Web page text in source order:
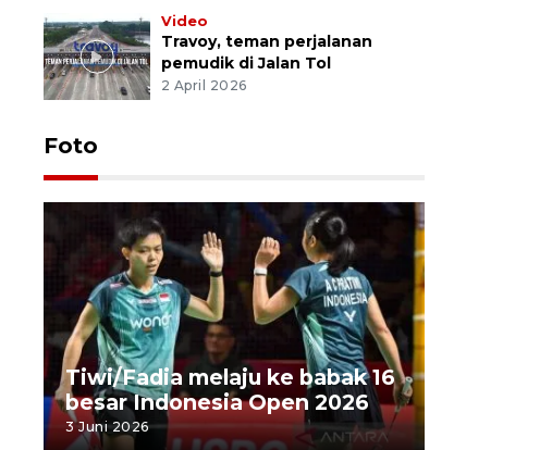
Video
Travoy, teman perjalanan
pemudik di Jalan Tol
2 April 2026
Foto
Tiwi/Fadia melaju ke babak 16
besar Indonesia Open 2026
3 Juni 2026